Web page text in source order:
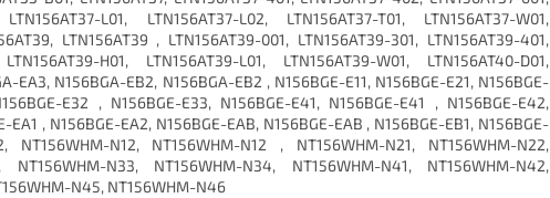
L01, LTN156AT37-L02, LTN156AT37-T01, LTN156AT37-W01,
LTN156AT39 , LTN156AT39-001, LTN156AT39-301, LTN156AT39-401,
H01, LTN156AT39-L01, LTN156AT39-W01, LTN156AT40-D01,
EA3, N156BGA-EB2, N156BGA-EB2 , N156BGE-E11, N156BGE-E21, N156BGE-
E32 , N156BGE-E33, N156BGE-E41, N156BGE-E41 , N156BGE-E42,
EA1 , N156BGE-EA2, N156BGE-EAB, N156BGE-EAB , N156BGE-EB1, N156BGE-
NT156WHM-N12, NT156WHM-N12 , NT156WHM-N21, NT156WHM-N22,
N33, NT156WHM-N34, NT156WHM-N41, NT156WHM-N42,
N45, NT156WHM-N46